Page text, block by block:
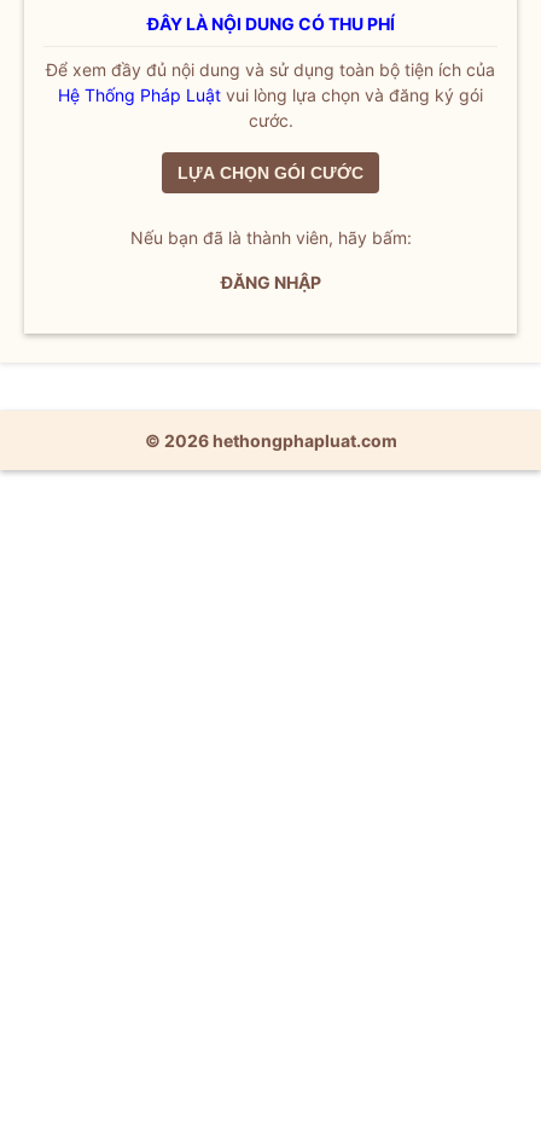
ĐÂY LÀ NỘI DUNG CÓ THU PHÍ
Để xem đầy đủ nội dung và sử dụng toàn bộ tiện ích của
Hệ Thống Pháp Luật vui lòng lựa chọn và đăng ký gói
cước.
LỰA CHỌN GÓI CƯỚC
Nếu bạn đã là thành viên, hãy bấm:
ĐĂNG NHẬP
© 2026 hethongphapluat.com